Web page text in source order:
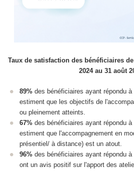
Taux de satisfaction des bénéficiaires
2024 au 31 août
89% des bénéficiaires ayant répondu
estiment que les objectifs de
ou pleinement atteints.
67% des bénéficiaires ayant répondu
estiment que l'accompagnement en
présentiel/ à distance) est un atout.
96% des bénéficiaires ayant répondu
ont un avis positif sur l'apport des